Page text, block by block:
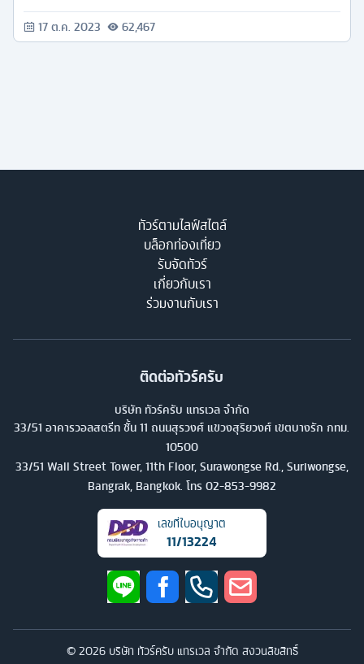
17 ต.ค. 2023 62,467
ทัวร์ตามไลฟ์สไตล์
บล็อกท่องเที่ยว
รับจัดทัวร์
เกี่ยวกับเรา
ร่วมงานกับเรา
ติดต่อทัวร์ครับ
บริษัท ทัวร์ครับ แทรเวล จำกัด
33/51 อาคารวอลสตรีท ชั้น 11 ถนนสุรวงศ์ แขวงสุริยวงศ์ เขตบางรัก กทม.
10500
33/51 Wall Street Tower, 11th Floor, Surawongse Rd., Suriwongse,
Bangrak, Bangkok. โทร 02-853-9982
เลขที่ใบอนุญาต
11/13224
©2026บริษัท ทัวร์ครับ แทรเวล จำกัด สงวนลิขสิทธิ์